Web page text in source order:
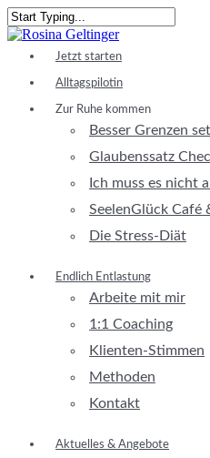
Skip
to
content
Close
Jetzt starten
Alltagspilotin
Zur Ruhe kommen
Besser Grenzen
Glaubenssatz
Ich muss es nicht
SeelenGlück Café
Die Stress-Diät
Endlich Entlastung
Arbeite mit mir
1:1 Coaching
Klienten-Stimmen
Methoden
Kontakt
Aktuelles & Angebote